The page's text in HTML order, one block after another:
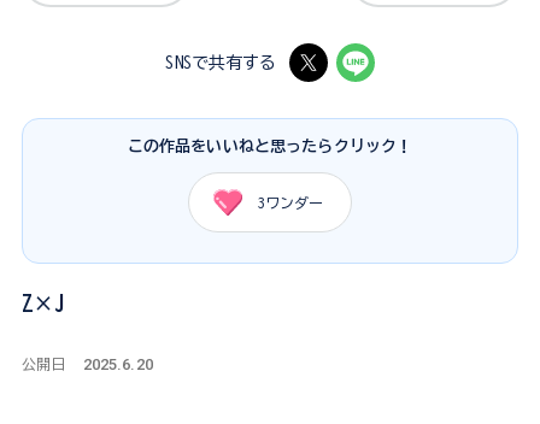
SNSで共有する
この作品をいいねと思ったらクリック！
3 ワンダー
Z×J
公開日 2025.6.20